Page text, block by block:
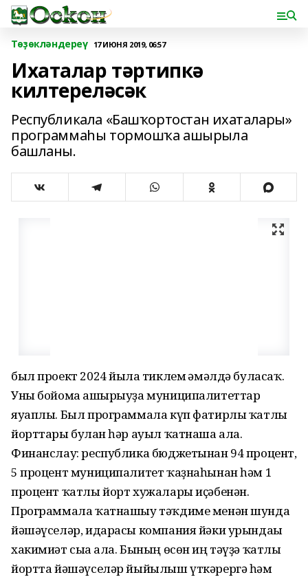
Төҙөкләндереү 17 ИЮНЯ 2019, 06:57
Ихаталар тәртипкә
килтереләсәк
Республикала «Башҡортостан ихаталары»
программаһы тормошҡа ашырыла
башланы.
был проект 2024 йылға тиклем ғәмәлдә буласаҡ.
Уны бойомға ашырыуҙа муниципалитеттар
яуаплы. Был программала күп фатирлы ҡатлы
йорттары булған һәр ауыл ҡатнаша ала.
Финанслау: республика бюджетынан 94 процент,
5 процент муниципалитет ҡаҙнаһынан һәм 1
процент ҡатлы йорт хужалары иҫәбенән.
Программала ҡатнашыу тәҡдиме менән шунда
йәшәүселәр, идарасы компания йәки урындағы
хакимиәт сыға ала. Бының өсөн иң тәүҙә ҡатлы
йортта йәшәүселәр йыйылыш үткәрергә һәм